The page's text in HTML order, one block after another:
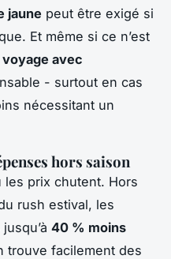
jaune peut être exigé si
Et même si ce n’est
avec
- surtout en cas
nécessitant un
hors saison
les prix chutent. Hors
rush estival, les
40 % moins
trouve facilement des